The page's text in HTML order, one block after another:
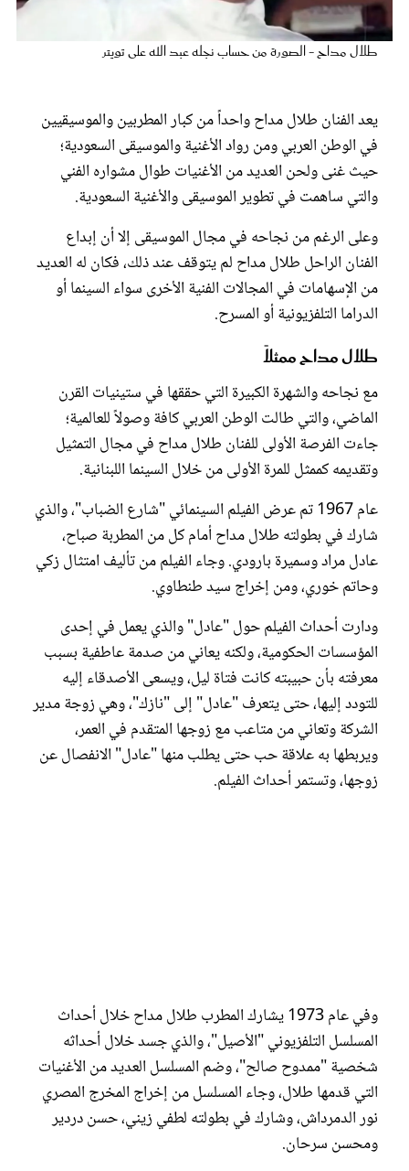
طلال مداح - الصورة من حساب نجله عبد الله على تويتر
يعد الفنان طلال مداح واحداً من كبار المطربين والموسيقيين
في الوطن العربي ومن رواد الأغنية والموسيقى السعودية؛
حيث غنى ولحن العديد من الأغنيات طوال مشواره الفني
والتي ساهمت في تطوير الموسيقى والأغنية السعودية.
وعلى الرغم من نجاحه في مجال الموسيقى إلا أن إبداع
الفنان الراحل طلال مداح لم يتوقف عند ذلك، فكان له العديد
من الإسهامات في المجالات الفنية الأخرى سواء السينما أو
الدراما التلفزيونية أو المسرح.
طلال مداح ممثلاً
مع نجاحه والشهرة الكبيرة التي حققها في ستينيات القرن
الماضي، والتي طالت الوطن العربي كافة وصولاً للعالمية؛
جاءت الفرصة الأولى للفنان طلال مداح في مجال التمثيل
وتقديمه كممثل للمرة الأولى من خلال السينما اللبنانية.
عام 1967 تم عرض الفيلم السينمائي "شارع الضباب"، والذي
شارك في بطولته طلال مداح أمام كل من المطربة صباح،
عادل مراد وسميرة بارودي. وجاء الفيلم من تأليف امتثال زكي
وحاتم خوري، ومن إخراج سيد طنطاوي.
ودارت أحداث الفيلم حول "عادل" والذي يعمل في إحدى
المؤسسات الحكومية، ولكنه يعاني من صدمة عاطفية بسبب
معرفته بأن حبيبته كانت فتاة ليل، ويسعى الأصدقاء إليه
للتودد إليها، حتى يتعرف "عادل" إلى "نازك"، وهي زوجة مدير
الشركة وتعاني من متاعب مع زوجها المتقدم في العمر،
ويربطها به علاقة حب حتى يطلب منها "عادل" الانفصال عن
زوجها، وتستمر أحداث الفيلم.
وفي عام 1973 يشارك المطرب طلال مداح خلال أحداث
المسلسل التلفزيوني "الأصيل"، والذي جسد خلال أحداثه
شخصية "ممدوح صالح"، وضم المسلسل العديد من الأغنيات
التي قدمها طلال، وجاء المسلسل من إخراج المخرج المصري
نور الدمرداش، وشارك في بطولته لطفي زيني، حسن دردير
ومحسن سرحان.
عروس سيدتي
مجلة سيدتي
غلاف رفمي